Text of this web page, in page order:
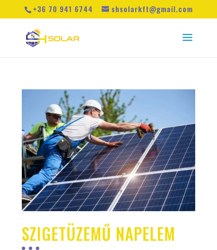
+36 70 941 6744 shsolarkft@gmail.com
SZIGETÜZEMŰ NAPELEM